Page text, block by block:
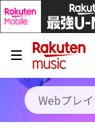
キャンペ
料金プラン
使い方